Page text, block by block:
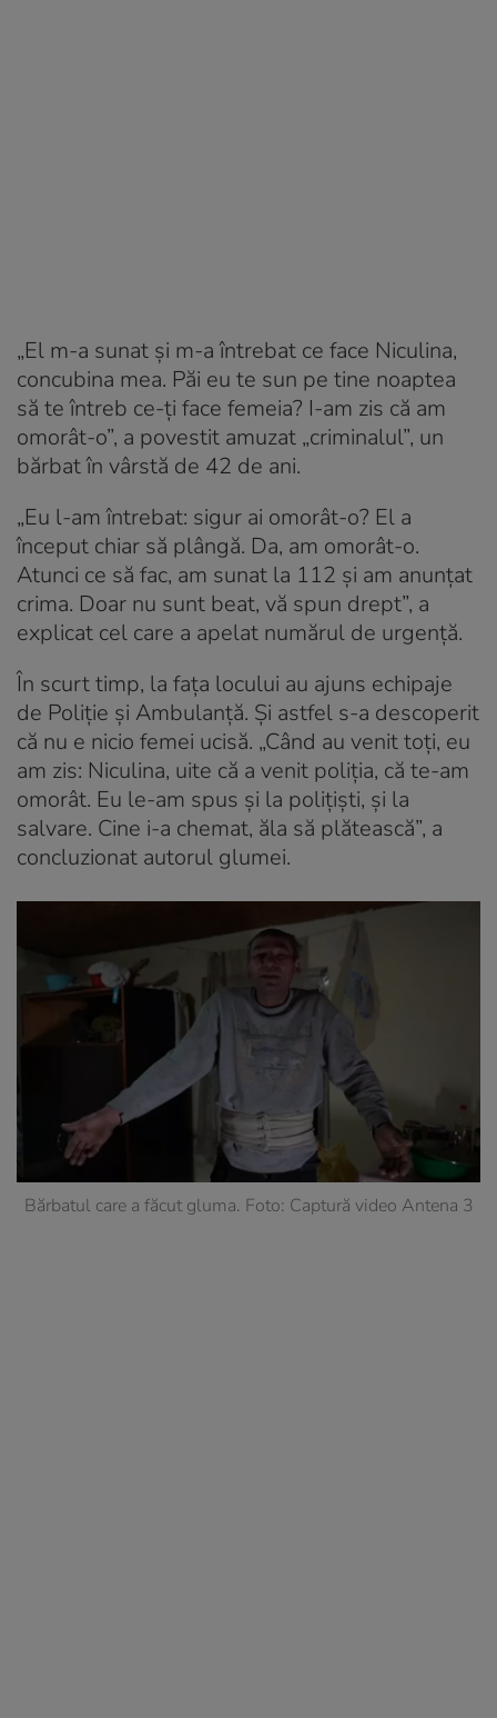
„El m-a sunat și m-a întrebat ce face Niculina,
concubina mea. Păi eu te sun pe tine noaptea
să te întreb ce-ți face femeia? I-am zis că am
omorât-o”, a povestit amuzat „criminalul”, un
bărbat în vârstă de 42 de ani.
„Eu l-am întrebat: sigur ai omorât-o? El a
început chiar să plângă. Da, am omorât-o.
Atunci ce să fac, am sunat la 112 și am anunțat
crima. Doar nu sunt beat, vă spun drept”, a
explicat cel care a apelat numărul de urgență.
În scurt timp, la fața locului au ajuns echipaje
de Poliție și Ambulanță. Și astfel s-a descoperit
că nu e nicio femei ucisă. „Când au venit toți, eu
am zis: Niculina, uite că a venit poliția, că te-am
omorât. Eu le-am spus și la polițiști, și la
salvare. Cine i-a chemat, ăla să plătească”, a
concluzionat autorul glumei.
Bărbatul care a făcut gluma. Foto: Captură video Antena 3